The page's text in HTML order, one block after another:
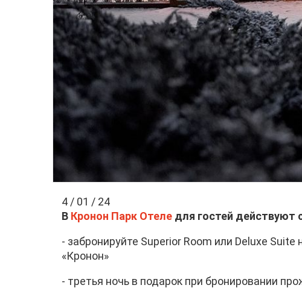
4 / 01 / 24
В Кронон Парк Отеле для гостей действуют
- забронируйте Superior Room или Deluxe
«Кронон»
- третья ночь в подарок при бронировании